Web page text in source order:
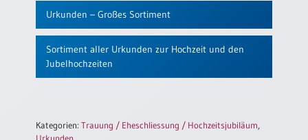
Broschüren
Urkundenscheine
Urkunden – Großes Sortiment
Sortiment aller Urkunden zur Hochzeit und den
Jubelhochzeiten
Kategorien:Trauung / Eheschliessung / Hochzeitsjubiläum,